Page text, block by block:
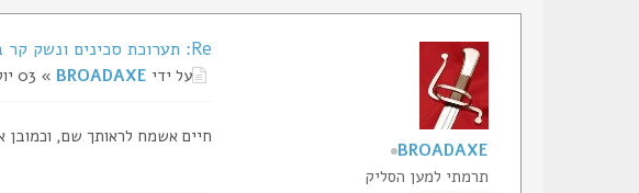
Re: תערוכת סכינים ונשק קר בפתח-תקווה
על ידי BROADAXE » 03 יולי 2013, 10:52
חיים אשמח לראותך שם, וכמובן
BROADAXE
תרמתי למען הסליק